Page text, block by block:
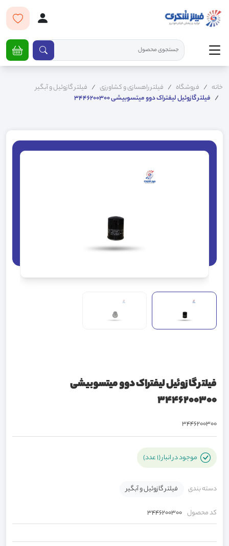
خانه فروشگاه فیلتر راهسازی و کشاورزی
فیلتر گازوئیل و آبگیر
فیلتر گازوئیل لیفتراک دوو میتسوبیشی 3446200300
فیلتر گازوئیل لیفتراک دوو میتسوبیشی
3446200300
3446200300
موجود در انبار (1 عدد)
دسته بندی فیلتر گازوئیل و آبگیر
کد محصول 3446200300